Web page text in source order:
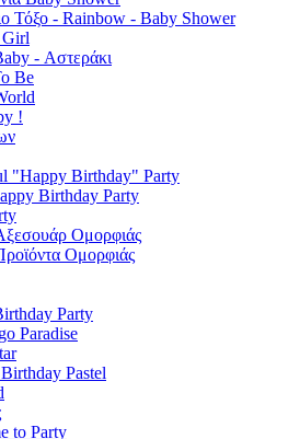
Τόξο - Rainbow - Baby Shower
- Αστεράκι
Be
!
"Happy Birthday" Party
Birthday Party
Ομορφιάς
Ομορφιάς
Party
Paradise
Pastel
to Party